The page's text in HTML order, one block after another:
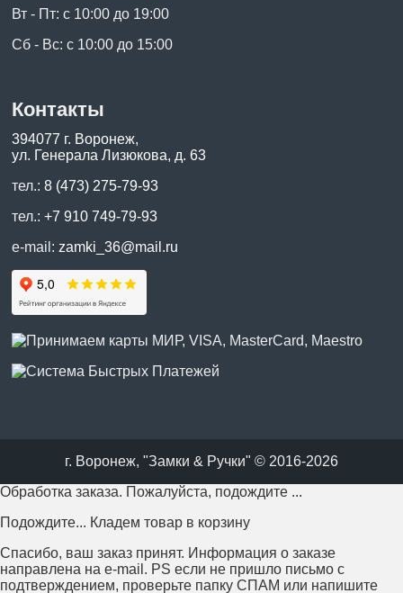
Вт - Пт: с 10:00 до 19:00
Сб - Вс: с 10:00 до 15:00
Контакты
394077 г. Воронеж,
ул. Генерала Лизюкова, д. 63
тел.:8 (473) 275-79-93
тел.:+7 910 749-79-93
e-mail: zamki_36@mail.ru
г. Воронеж, "Замки & Ручки" © 2016-2026
Обработка заказа. Пожалуйста, подождите ...
Подождите... Кладем товар в корзину
Спасибо, ваш заказ принят. Информация о заказе
направлена на e-mail. PS если не пришло письмо с
подтверждением, проверьте папку СПАМ или напишите